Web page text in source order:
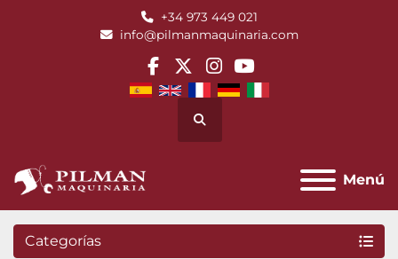
+34 973 449 021
info@pilmanmaquinaria.com
facebook
twitterinstagram
youtube
Buscar
Menú
Categorías